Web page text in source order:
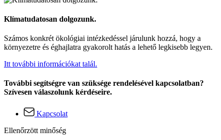
Klímatudatosan dolgozunk.
Számos konkrét ökológiai intézkedéssel járulunk hozzá, hogy a
környezetre és éghajlatra gyakorolt hatás a lehető legkisebb legyen.
Itt további információkat talál.
További segítségre van szüksége rendelésével kapcsolatban?
Szívesen válaszolunk kérdéseire.
Kapcsolat
Ellenőrzött minőség